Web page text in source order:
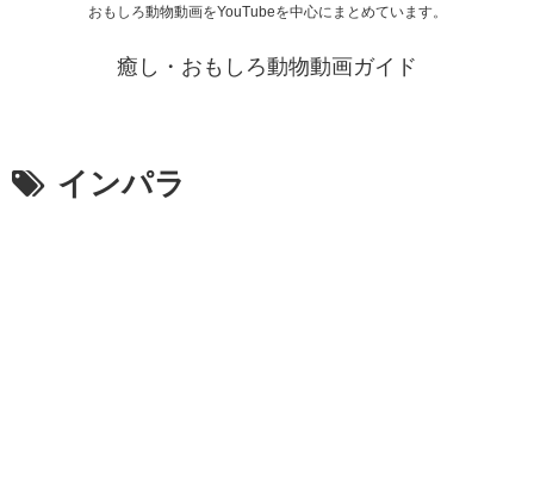
おもしろ動物動画をYouTubeを中心にまとめています。
癒し・おもしろ動物動画ガイド
インパラ